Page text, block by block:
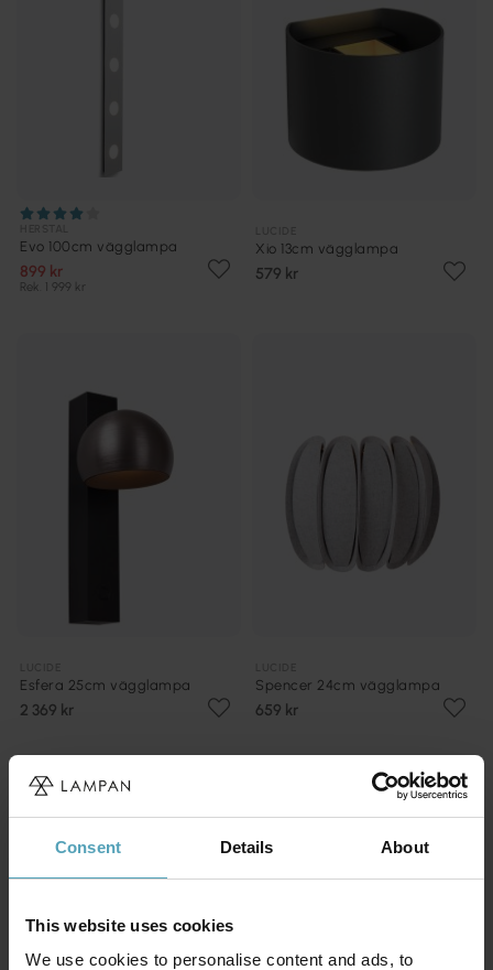
Consent Details About
This website uses cookies
We use cookies to personalise content and ads, to
Evo 100cm vägglampa
899 kr
Rek. 1 999 kr
Xio 13cm vägglampa
579 kr
Esfera 25cm vägglampa
2 369 kr
Spencer 24cm vägglampa
659 kr